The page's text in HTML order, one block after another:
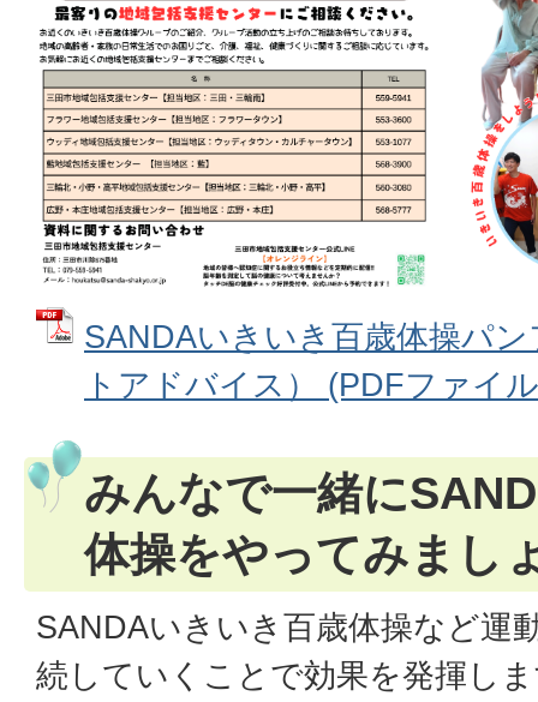
SANDAいきいき百歳体操パ
トアドバイス） (PDFファイ
みんなで一緒に
体操をやってみまし
SANDAいきいき百歳体操など運
続していくことで効果を発揮し